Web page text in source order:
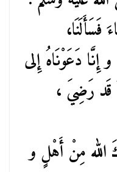
إِنَّا دَعَوْنَاهُ إِلى
قَد رَضِيَ ،
الله مِنْ أَهْلٍ و